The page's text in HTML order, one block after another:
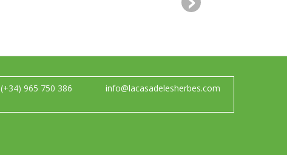
(+34) 965 750 386 info@lacasadelesherbes.com